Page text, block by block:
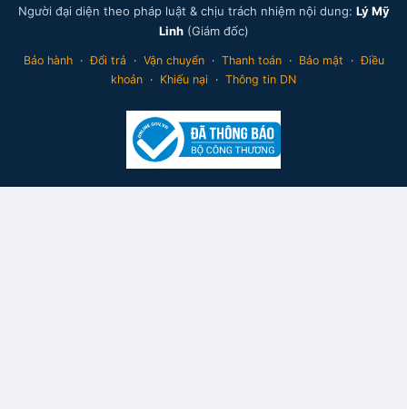
Người đại diện theo pháp luật & chịu trách nhiệm nội dung: Lý Mỹ
Linh(Giám đốc)
Bảo hành·Đổi trả · Vận chuyển· Thanh toán· Bảo mật ·Điều
khoản · Khiếu nại · Thông tin DN
Tìm hiểu giá mất cả buổi —
hỏi em 1 câu là xong á!
♪ NHẠC VIP —
Mở trang Nhạc VIP đầy đủ ↗